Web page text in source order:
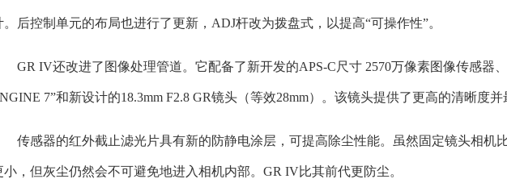
。后控制单元的布局也进行了更新，ADJ杆改为拨盘式，以提高“可操作性”。
GR IV还改进了图像处理管道。它配备了新开发的APS-C尺寸 2570万像素图像传感器
7”和新设计的18.3mm F2.8 GR镜头（等效28mm）。该镜头提供了更高的清晰度并
传感器的红外截止滤光片具有新的防静电涂层，可提高除尘性能。虽然固定镜头相机
小，但灰尘仍然会不可避免地进入相机内部。GR IV比其前代更防尘。